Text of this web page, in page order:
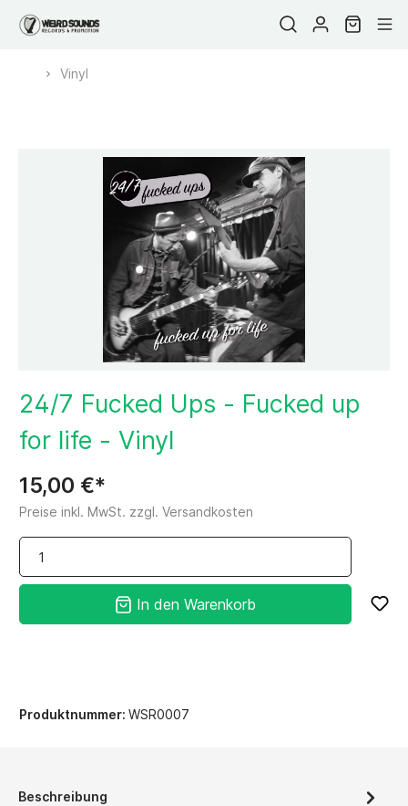
Vinyl
24/7 Fucked Ups - Fucked up
for life - Vinyl
15,00 €*
Preise inkl. MwSt. zzgl. Versandkosten
In den Warenkorb
Produktnummer: WSR0007
Beschreibung